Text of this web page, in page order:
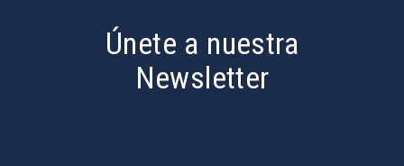
Únete a nuestra
Newsletter